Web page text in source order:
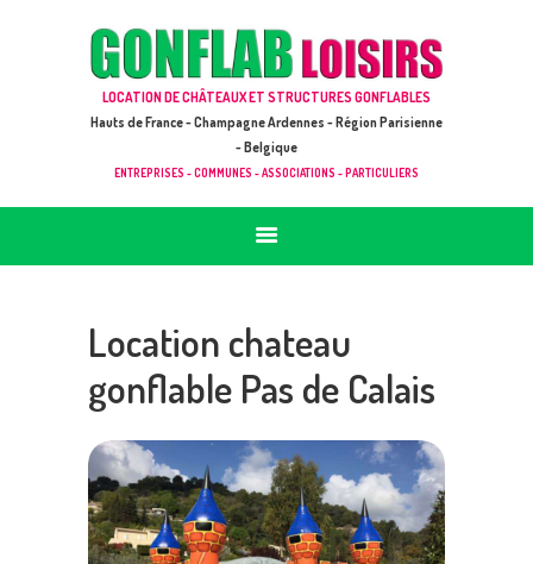
LOCATION DE CHÂTEAUX ET STRUCTURES GONFLABLES
Hauts de France - Champagne Ardennes - Région Parisienne
- Belgique
ENTREPRISES - COMMUNES - ASSOCIATIONS - PARTICULIERS
GONFLAB LOISIRS
ACCUEIL
JEUX À LOUER & PRESTATIONS
CATALOGUE / TARIF
DEMANDE DE DEVIS (SOUS 24H)
Location chateau
gonflable Pas de Calais